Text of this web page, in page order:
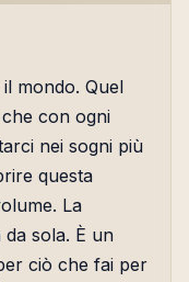
mondo. Quel
con ogni
nei sogni più
questa
La
sola. È un
ciò che fai per